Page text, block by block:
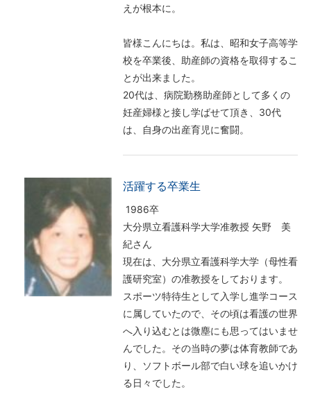
えが根本に。
皆様こんにちは。私は、昭和女子高等学
校を卒業後、助産師の資格を取得するこ
とが出来ました。
20代は、病院勤務助産師として多くの
妊産婦様と接し学ばせて頂き、30代
は、自身の出産育児に奮闘。
活躍する卒業生
1986卒
大分県立看護科学大学准教授 矢野 美
紀さん
現在は、大分県立看護科学大学（母性看
護研究室）の准教授をしております。
スポーツ特待生として入学し進学コース
に属していたので、その頃は看護の世界
へ入り込むとは微塵にも思ってはいませ
んでした。その当時の夢は体育教師であ
り、ソフトボール部で白い球を追いかけ
る日々でした。